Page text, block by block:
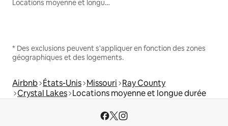
Locations moyenne et longue durée
* Des exclusions peuvent s'appliquer en fonction des zones
géographiques et des logements.
Airbnb États-Unis Missouri Ray County
Crystal Lakes Locations moyenne et longue durée